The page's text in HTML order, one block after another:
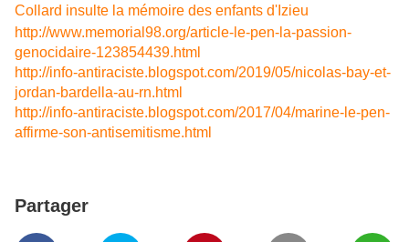
Collard insulte la mémoire des enfants d'Izieu
http://www.memorial98.org/article-le-pen-la-passion-
genocidaire-123854439.html
http://info-antiraciste.blogspot.com/2019/05/nicolas-bay-et-
jordan-bardella-au-rn.html
http://info-antiraciste.blogspot.com/2017/04/marine-le-pen-
affirme-son-antisemitisme.html
Partager